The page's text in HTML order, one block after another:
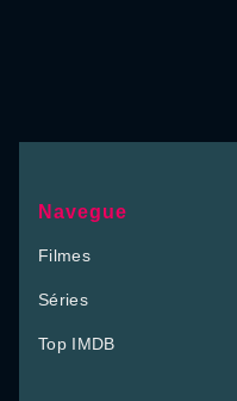
Navegue
Filmes
Séries
Top IMDB